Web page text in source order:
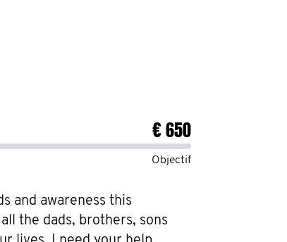
€ 650
Objectif
and awareness this
the dads, brothers, sons